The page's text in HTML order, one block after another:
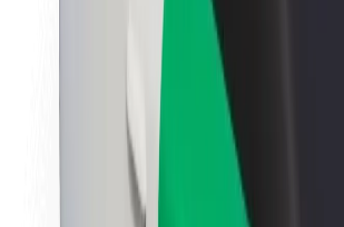
Sajtószoba
Küldetés
Befektetői kapcsolatok
Vezetőség